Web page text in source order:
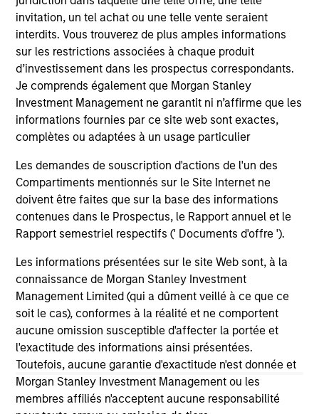
invitation, un tel achat ou une telle vente seraient
interdits. Vous trouverez de plus amples informations
sur les restrictions associées à chaque produit
d’investissement dans les prospectus correspondants.
Je comprends également que Morgan Stanley
Investment Management ne garantit ni n’affirme que les
informations fournies par ce site web sont exactes,
complètes ou adaptées à un usage particulier
Les demandes de souscription d'actions de l'un des
Compartiments mentionnés sur le Site Internet ne
doivent être faites que sur la base des informations
contenues dans le Prospectus, le Rapport annuel et le
Rapport semestriel respectifs (' Documents d'offre ').
Les informations présentées sur le site Web sont, à la
connaissance de Morgan Stanley Investment
Management Limited (qui a dûment veillé à ce que ce
soit le cas), conformes à la réalité et ne comportent
aucune omission susceptible d'affecter la portée et
l'exactitude des informations ainsi présentées.
Toutefois, aucune garantie d'exactitude n'est donnée et
Morgan Stanley Investment Management ou les
membres affiliés n'acceptent aucune responsabilité
PRESS RELEASE
Morgan Stanley Real Estate Investing
Announces Acquisition of French
Logistics Portfolio of Five Assets
Morgan Stanley Investment Management,
through investment funds managed by Morgan
Stanley Real Estate Investing (MSREI),
announced today the acquisition of a portfolio
of five French logistics assets. The fully leased
portfolio totals approximately 160,000 square
meters across established French logistics
markets in Paris, Lille, Bordeaux, Nîmes and
Tours.
24-JUL-2026